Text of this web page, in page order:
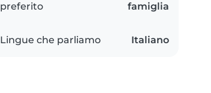
preferito
famiglia
Lingue che parliamo Italiano